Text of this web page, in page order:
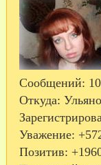
Сообщений:
Откуда:
Уважение:
Позитив: